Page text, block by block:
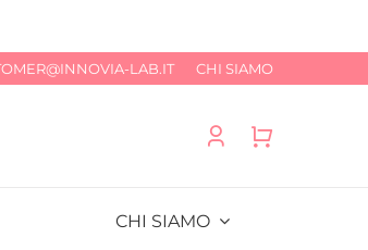
LAB.IT CHI SIAMO
CHI SIAMO